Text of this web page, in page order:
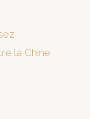
la Chine